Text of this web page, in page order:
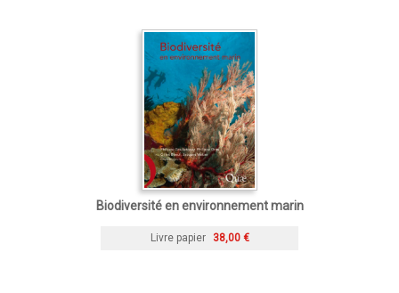
Biodiversité en environnement marin
Livre papier 38,00 €